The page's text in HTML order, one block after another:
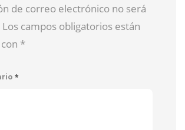
de correo electrónico no será
campos obligatorios están
*
*